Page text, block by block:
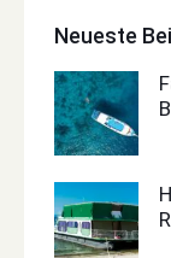
Neueste